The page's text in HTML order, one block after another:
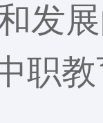
发
职